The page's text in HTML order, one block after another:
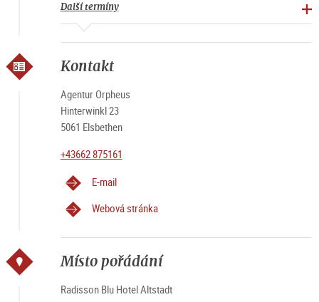
Další termíny
Kontakt
Agentur Orpheus
Hinterwinkl 23
5061 Elsbethen
+43662 875161
E-mail
Webová stránka
Místo pořádání
Radisson Blu Hotel Altstadt